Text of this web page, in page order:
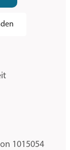
1015054